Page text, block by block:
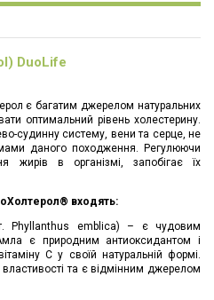
DuoLife
є багатим джерелом натуральних
оптимальний рівень холестерину.
судинну систему, вени та серце, не
даного походження. Регулюючи
жирів в організмі, запобігає їх
входять:
Phyllanthus emblica) – є чудовим
є природним антиоксидантом і
С у своїй натуральній формі.
властивості та є відмінним джерелом